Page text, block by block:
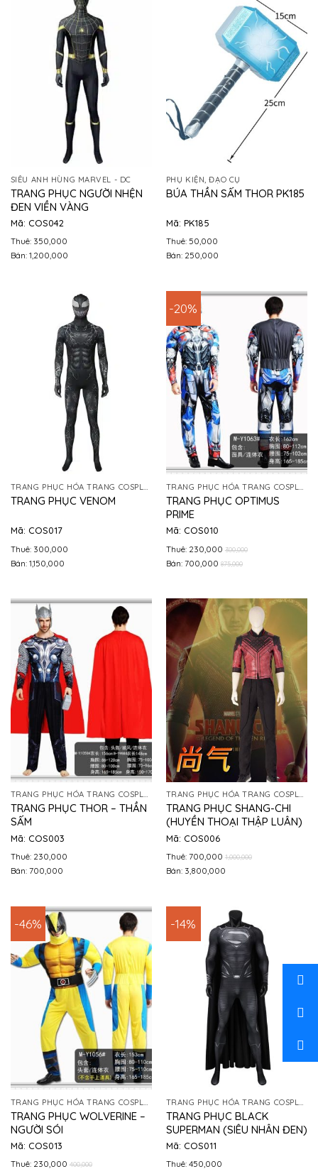
SIÊU ANH HÙNG MARVEL - DC
TRANG PHỤC NGƯỜI NHỆN
ĐEN VIỀN VÀNG
Mã: COS042
Thuê: 350,000
Bán: 1,200,000
PHỤ KIỆN, ĐẠO CỤ
BÚA THẦN SẤM THOR PK185
Mã: PK185
Thuê: 50,000
Bán: 250,000
TRANG PHỤC HÓA TRANG COSPLAY
TRANG PHỤC VENOM
Mã: COS017
Thuê: 300,000
Bán: 1,150,000
-20%
TRANG PHỤC HÓA TRANG COSPLAY
TRANG PHỤC OPTIMUS
PRIME
Mã: COS010
Thuê: 230,000 300,000
Bán: 700,000 875,000
TRANG PHỤC HÓA TRANG COSPLAY
TRANG PHỤC THOR – THẦN
SẤM
Mã: COS003
Thuê: 230,000
Bán: 700,000
TRANG PHỤC HÓA TRANG COSPLAY
TRANG PHỤC SHANG-CHI
(HUYỀN THOẠI THẬP LUÂN)
Mã: COS006
Thuê: 700,000 1,000,000
Bán: 3,800,000
-46%
TRANG PHỤC WOLVERINE –
NGƯỜI SÓI
Mã: COS013
Thuê: 230,000 400,000
-14%
TRANG PHỤC BLACK
SUPERMAN (SIÊU NHÂN ĐEN)
Mã: COS011
Thuê: 450,000